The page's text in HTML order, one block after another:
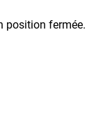
position fermée.